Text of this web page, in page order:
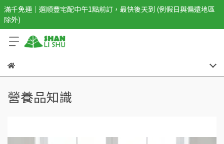
滿千免運｜選順豐宅配中午1點前訂，最快後天到 (例假日與偏遠地區
除外)
營養品知識